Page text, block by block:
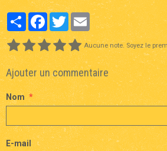
PartagerFacebook
TwitterEmail
Aucune note. Soyez le
Ajouter un commentaire
Nom
E-mail